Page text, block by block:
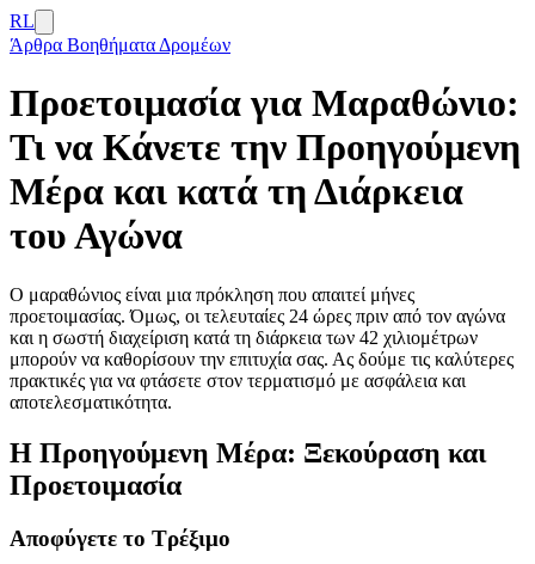
RL
Άρθρα Βοηθήματα Δρομέων
Προετοιμασία για Μαραθώνιο:
Τι να Κάνετε την Προηγούμενη
Μέρα και κατά τη Διάρκεια
του Αγώνα
Ο μαραθώνιος είναι μια πρόκληση που απαιτεί μήνες
προετοιμασίας. Όμως, οι τελευταίες 24 ώρες πριν από τον αγώνα
και η σωστή διαχείριση κατά τη διάρκεια των 42 χιλιομέτρων
μπορούν να καθορίσουν την επιτυχία σας. Ας δούμε τις καλύτερες
πρακτικές για να φτάσετε στον τερματισμό με ασφάλεια και
αποτελεσματικότητα.
Η Προηγούμενη Μέρα: Ξεκούραση και
Προετοιμασία
Αποφύγετε το Τρέξιμο